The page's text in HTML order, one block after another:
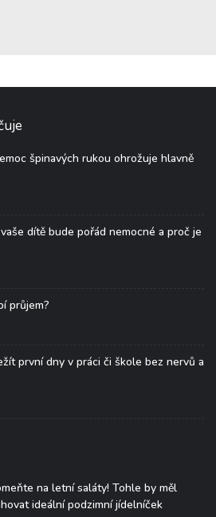
špinavých rukou ohrožuje hlavně
dítě bude pořád nemocné a proč je
průjem?
první dny v práci či škole bez nervů a
na letní saláty! Tohle by měl
ideální podzimní jídelníček